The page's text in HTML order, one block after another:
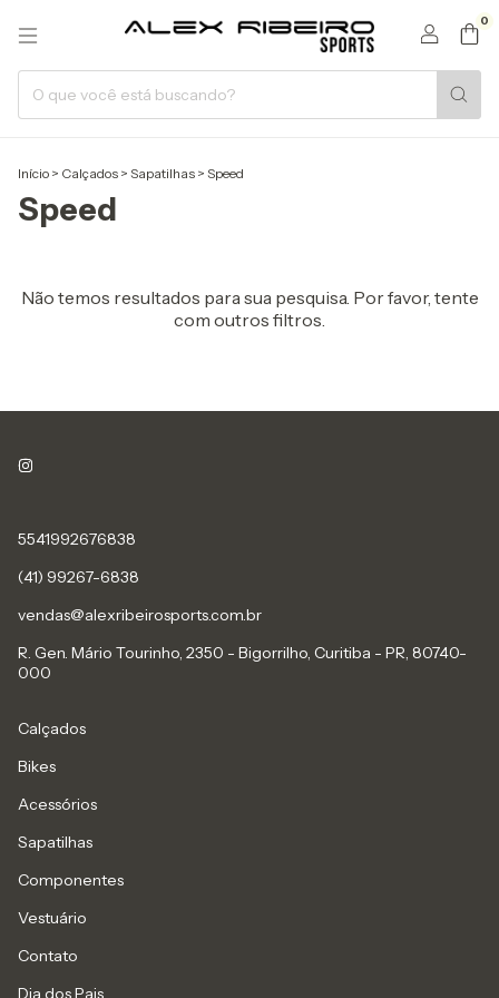
0
Início > Calçados > Sapatilhas > Speed
Speed
Não temos resultados para sua pesquisa. Por favor, tente
com outros filtros.
5541992676838
(41) 99267-6838
vendas@alexribeirosports.com.br
R. Gen. Mário Tourinho, 2350 - Bigorrilho, Curitiba - PR, 80740-
000
Calçados
Bikes
Acessórios
Sapatilhas
Componentes
Vestuário
Contato
Dia dos Pais